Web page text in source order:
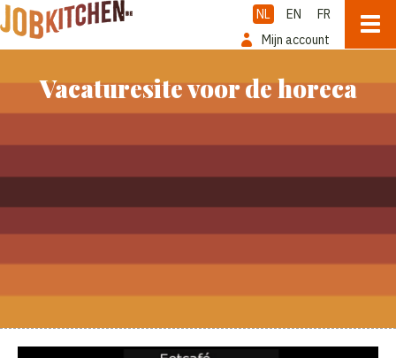
NL EN
FR
Mijn account
Vacaturesite voor de horeca